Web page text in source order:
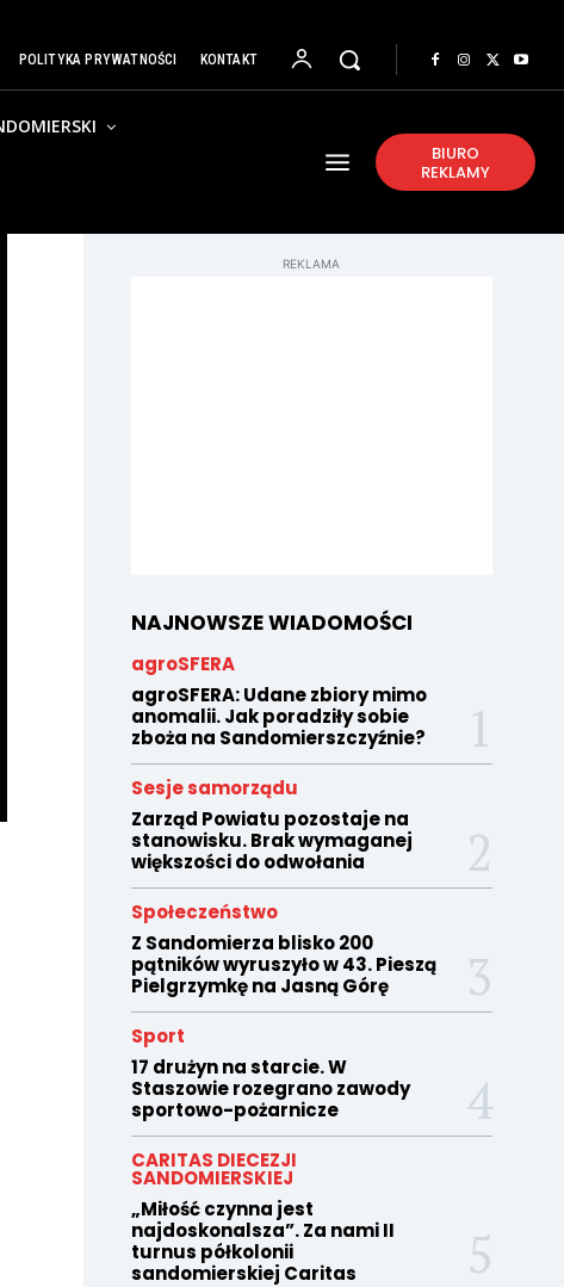
POLITYKA PRYWATNOŚCI KONTAKT
BIURO
REKLAMY
REKLAMA
NAJNOWSZE WIADOMOŚCI
agroSFERA
agroSFERA: Udane zbiory mimo
anomalii. Jak poradziły sobie
zboża na Sandomierszczyźnie?
Sesje samorządu
Zarząd Powiatu pozostaje na
stanowisku. Brak wymaganej
większości do odwołania
Społeczeństwo
Z Sandomierza blisko 200
pątników wyruszyło w 43. Pieszą
Pielgrzymkę na Jasną Górę
Sport
17 drużyn na starcie. W
Staszowie rozegrano zawody
sportowo-pożarnicze
CARITAS DIECEZJI
SANDOMIERSKIEJ
„Miłość czynna jest
najdoskonalsza”. Za nami II
turnus półkolonii
sandomierskiej Caritas